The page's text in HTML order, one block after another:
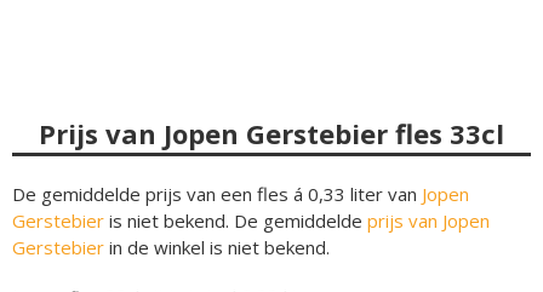
Prijs van Jopen Gerstebier fles 33cl
De gemiddelde prijs van een fles á 0,33 liter van Jopen
Gerstebier is niet bekend. De gemiddelde prijs van Jopen
Gerstebier in de winkel is niet bekend.